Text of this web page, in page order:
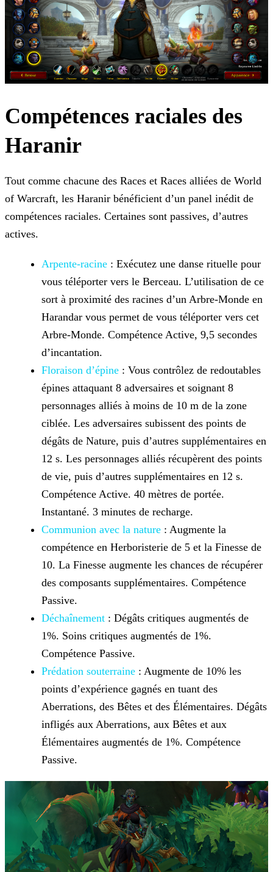
Compétences raciales des
Haranir
Tout comme chacune des Races et Races alliées de World
of Warcraft, les Haranir bénéficient d’un panel inédit de
compétences raciales. Certaines sont passives, d’autres
actives.
Arpente-racine : Exécutez une danse rituelle pour
vous téléporter vers le Berceau. L’utilisation de ce
sort à proximité des racines d’un Arbre-Monde en
Harandar vous permet de vous téléporter vers cet
Arbre-Monde. Compétence Active, 9,5 secondes
d’incantation.
Floraison d’épine : Vous contrôlez de redoutables
épines attaquant 8 adversaires et soignant 8
personnages alliés à moins de 10 m de la zone
ciblée. Les adversaires subissent des points de
dégâts de Nature, puis d’autres supplémentaires en
12 s. Les personnages alliés récupèrent des points
de vie, puis d’autres supplémentaires en 12 s.
Compétence Active. 40 mètres de portée.
Instantané. 3 minutes de recharge.
Communion avec la nature : Augmente la
compétence en Herboristerie de 5 et la Finesse de
10. La Finesse augmente les chances de récupérer
des composants supplémentaires. Compétence
Passive.
Déchaînement : Dégâts critiques augmentés de
1%. Soins critiques augmentés de 1%.
Compétence Passive.
Prédation souterraine : Augmente de 10% les
points d’expérience gagnés en tuant des
Aberrations, des Bêtes et des Élémentaires. Dégâts
infligés aux Aberrations, aux Bêtes et aux
Élémentaires augmentés de 1%. Compétence
Passive.